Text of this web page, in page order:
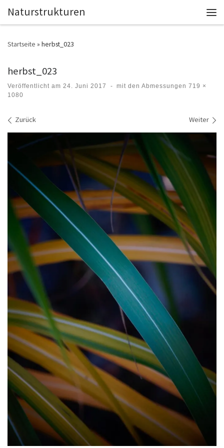
Zum Inhalt springen
Naturstrukturen
Startseite » herbst_023
herbst_023
Veröffentlicht am 24. Juni 2017 - mit den Abmessungen 719 ×
1080
Bilder Navigation
Zurück Weiter